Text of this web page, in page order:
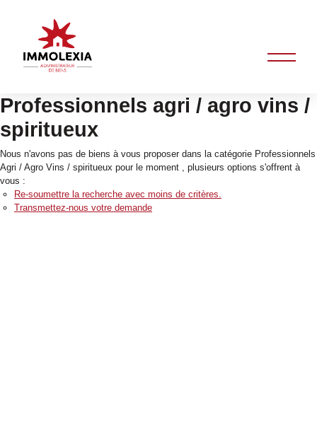
Professionnels agri / agro vins /
spiritueux
Nous n'avons pas de biens à vous proposer dans la catégorie Professionnels
Agri / Agro Vins / spiritueux pour le moment , plusieurs options s'offrent à
vous :
Re-soumettre la recherche avec moins de critères.
Transmettez-nous votre demande